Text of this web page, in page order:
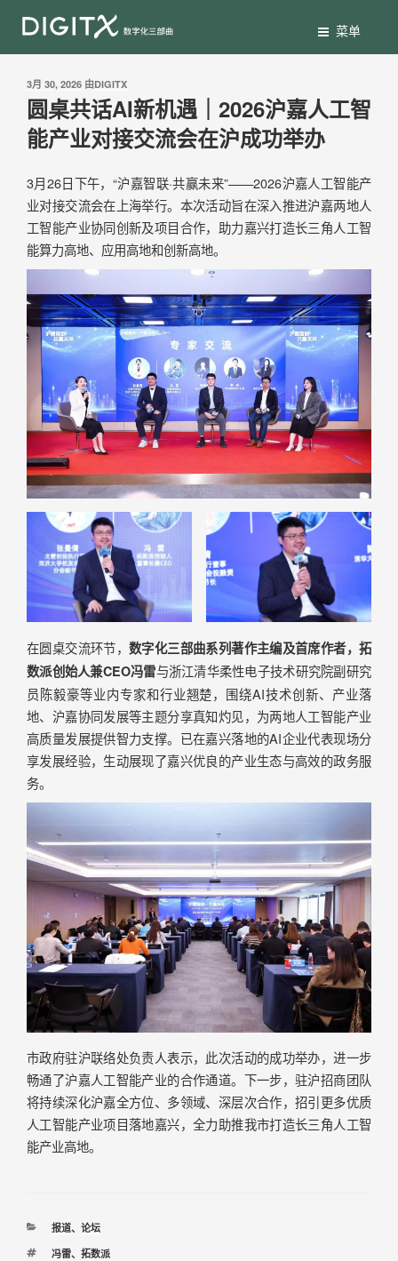
菜单
3月 30, 2026 由DIGITX
圆桌共话AI新机遇｜2026沪嘉人工智
能产业对接交流会在沪成功举办
3月26日下午，“沪嘉智联·共赢未来”——2026沪嘉人工智能产
业对接交流会在上海举行。本次活动旨在深入推进沪嘉两地人
工智能产业协同创新及项目合作，助力嘉兴打造长三角人工智
能算力高地、应用高地和创新高地。
在圆桌交流环节，数字化三部曲系列著作主编及首席作者，拓
数派创始人兼CEO冯雷与浙江清华柔性电子技术研究院副研究
员陈毅豪等业内专家和行业翘楚，围绕AI技术创新、产业落
地、沪嘉协同发展等主题分享真知灼见，为两地人工智能产业
高质量发展提供智力支撑。已在嘉兴落地的AI企业代表现场分
享发展经验，生动展现了嘉兴优良的产业生态与高效的政务服
务。
市政府驻沪联络处负责人表示，此次活动的成功举办，进一步
畅通了沪嘉人工智能产业的合作通道。下一步，驻沪招商团队
将持续深化沪嘉全方位、多领域、深层次合作，招引更多优质
人工智能产业项目落地嘉兴，全力助推我市打造长三角人工智
能产业高地。
报道、 论坛
冯雷、 拓数派